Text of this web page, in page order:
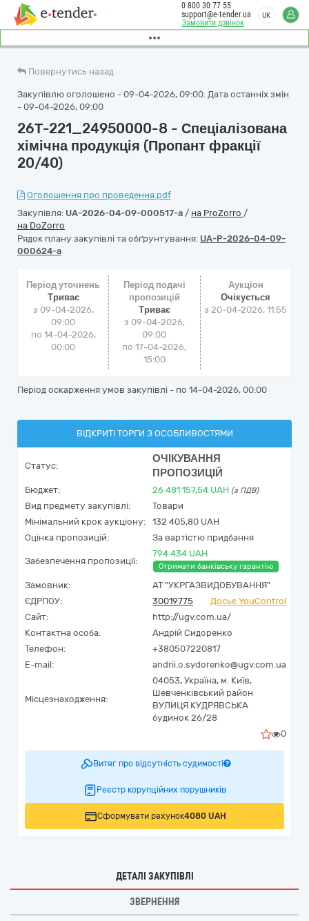
Замовити дзвінок
0 800 30 77 55
support@e-tender.ua
UK
Повернутись назад
Закупівлю оголошено - 09-04-2026, 09:00. Дата останніх змін
- 09-04-2026, 09:00
26Т-221_24950000-8 - Спеціалізована
хімічна продукція (Пропант фракції
20/40)
Оголошення про проведення.pdf
Закупівля: UA-2026-04-09-000517-a / на ProZorro /
на DoZorro
Рядок плану закупівлі та обґрунтування: UA-P-2026-04-09-
000624-a
Період уточнень
Триває
з 09-04-2026,
09:00
по 14-04-2026,
00:00
Період подачі
пропозицій
Триває
з 09-04-2026,
09:00
по 17-04-2026,
15:00
Аукціон
Очікується
з20-04-2026, 11:55
Період оскарження умов закупівлі - по 14-04-2026, 00:00
ВІДКРИТІ ТОРГИ З ОСОБЛИВОСТЯМИ
Статус:
ОЧІКУВАННЯ
ПРОПОЗИЦІЙ
Бюджет: 26 481 157,54 UAH (з ПДВ)
Вид предмету закупівлі:
Товари
Мінімальний крок аукціону:
132 405,80 UAH
Оцінка пропозицій:
За вартістю придбання
Забезпечення пропозиції:
794 434 UAH
Отримати банківську гарантію
Замовник:
АТ "УКРГАЗВИДОБУВАННЯ"
ЄДРПОУ:
30019775
Досьє YouControl
Сайт:
http://ugv.com.ua/
Контактна особа:
Андрій Сидоренко
Телефон:
+380507220817
E-mail:
andrii.o.sydorenko@ugv.com.ua
Місцезнаходження:
04053, Україна, м. Київ,
Шевченківський район
ВУЛИЦЯ КУДРЯВСЬКА
будинок 26/28
0
Витяг про відсутність судимості
Реєстр корупційних порушників
Сформувати рахунок4080 UAH
ДЕТАЛІ ЗАКУПІВЛІ
ЗВЕРНЕННЯ